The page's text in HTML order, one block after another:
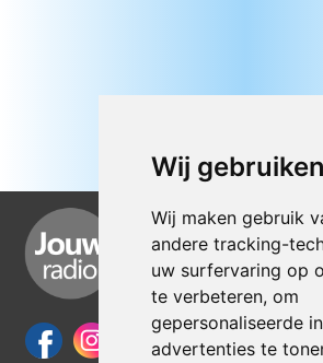
Wij
Wij maken gebruik
andere tracking-
uw surfervaring op
te verbeteren, om
gepersonaliseerde
advertenties te